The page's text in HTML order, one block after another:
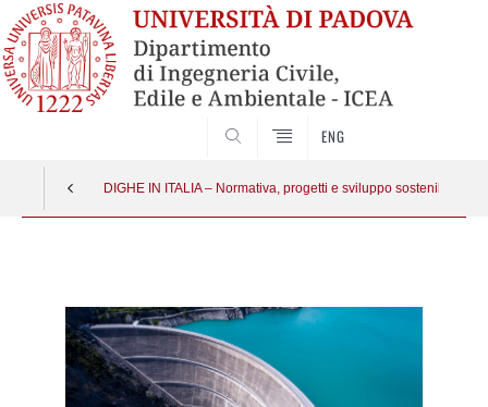
ENG
DIGHE IN ITALIA – Normativa, progetti e sviluppo sostenibile